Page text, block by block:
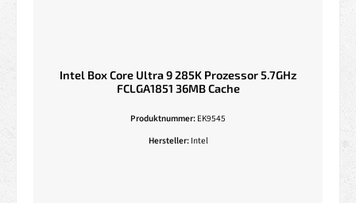
Intel Box Core Ultra 9 285K Prozessor 5.7GHz
FCLGA1851 36MB Cache
Produktnummer: EK9545
Hersteller: Intel